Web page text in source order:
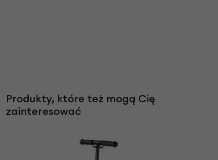
Produkty, które też mogą Cię
zainteresować